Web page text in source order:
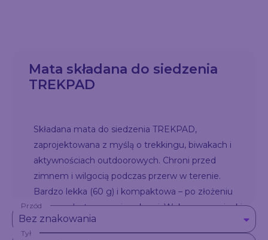
Mata składana do siedzenia
TREKPAD
Składana mata do siedzenia TREKPAD,
zaprojektowana z myślą o trekkingu, biwakach i
aktywnościach outdoorowych. Chroni przed
zimnem i wilgocią podczas przerw w terenie.
Bardzo lekka (60 g) i kompaktowa – po złożeniu
spinana elastycznymi paskami. Wykonana z pianki
z pokryciem z PE. Praktyczny gadżet reklamowy
Przód
Bez znakowania
Tył